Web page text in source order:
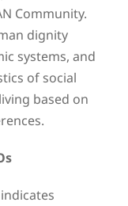
Community.
dignity
systems, and
of social
based on